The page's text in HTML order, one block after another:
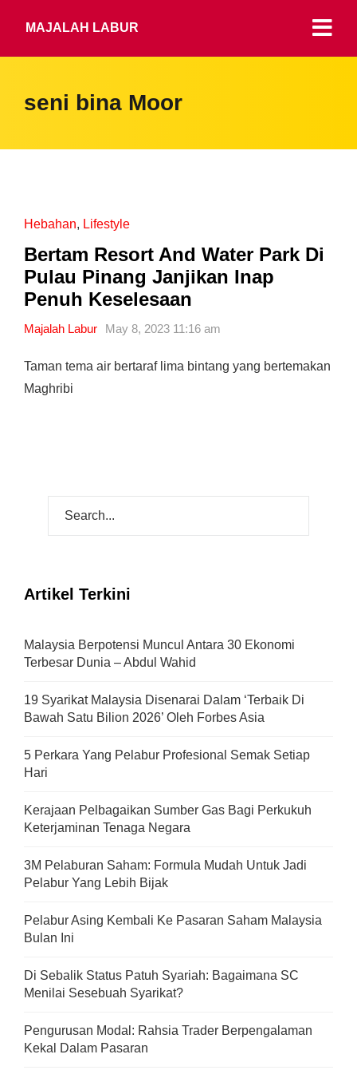
MAJALAH LABUR
seni bina Moor
Hebahan, Lifestyle
Bertam Resort And Water Park Di
Pulau Pinang Janjikan Inap
Penuh Keselesaan
Majalah Labur May 8, 2023 11:16 am
Taman tema air bertaraf lima bintang yang bertemakan
Maghribi
Artikel Terkini
Malaysia Berpotensi Muncul Antara 30 Ekonomi
Terbesar Dunia – Abdul Wahid
19 Syarikat Malaysia Disenarai Dalam ‘Terbaik Di
Bawah Satu Bilion 2026’ Oleh Forbes Asia
5 Perkara Yang Pelabur Profesional Semak Setiap
Hari
Kerajaan Pelbagaikan Sumber Gas Bagi Perkukuh
Keterjaminan Tenaga Negara
3M Pelaburan Saham: Formula Mudah Untuk Jadi
Pelabur Yang Lebih Bijak
Pelabur Asing Kembali Ke Pasaran Saham Malaysia
Bulan Ini
Di Sebalik Status Patuh Syariah: Bagaimana SC
Menilai Sesebuah Syarikat?
Pengurusan Modal: Rahsia Trader Berpengalaman
Kekal Dalam Pasaran